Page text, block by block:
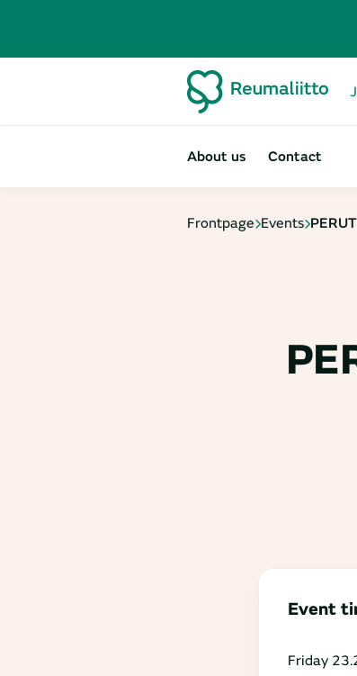
About us Contact
Frontpage Events
Event
Friday